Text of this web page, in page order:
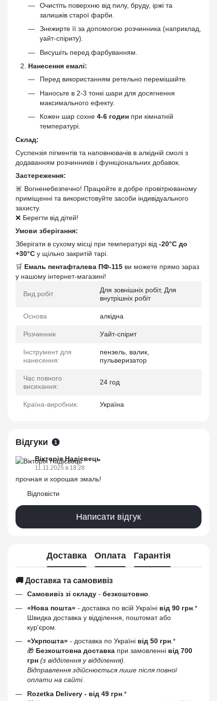
Очистіть поверхню від пилу, бруду, іржі та
залишків старої фарби.
Знежирте її за допомогою розчинника (наприклад,
уайт-спіриту).
Висушіть перед фарбуванням.
Нанесення емалі:
Перед використанням ретельно перемішайте.
Наносьте в 2-3 тонкі шари для досягнення
максимального ефекту.
Кожен шар сохне 4-6 годин при кімнатній
температурі.
Склад:
Суспензія пігментів та наповнювачів в алкідній смолі з
додаванням розчинників і функціональних добавок.
Застереження:
🚨 Вогненебезпечно! Працюйте в добре провітрюваному
приміщенні та використовуйте засоби індивідуального
захисту.
❌ Берегти від дітей!
Умови зберігання:
Зберігати в сухому місці при температурі від -20°C до
+30°C у щільно закритій тарі.
🛒 Емаль пентафталева ПФ-115 ви можете прямо зараз
у нашому інтернет-магазині!
Вид робіт
Для зовнішніх робіт, Для
внутрішніх робіт
Основа алкідна
Розчинник Уайт-спірит
Інструмент для
нанесення:
пензель, валик,
пульверизатор
Час повного
висихання:
24 год
Країна-виробник: Україна
Відгуки 1
Вікторія Надієвець
11.11.2025 в 18:28
прочная и хорошая эмаль!
Відповісти
Написати відгук
Доставка Оплата Гарантія
🚚 Доставка та самовивіз
Самовивіз зі складу - безкоштовно.
«Нова пошта» - доставка по всій Україні від 90 грн .*
Швидка доставка у відділення, поштомат або
кур'єром.
«Укрпошта» - доставка по Україні від 50 грн .*
🎁 Безкоштовна доставка при замовленні від 700
грн (з відділення у відділення).
Відправлення здійснюється лише після повної
оплати на сайті.
Rozetka Delivery - від 49 грн .*